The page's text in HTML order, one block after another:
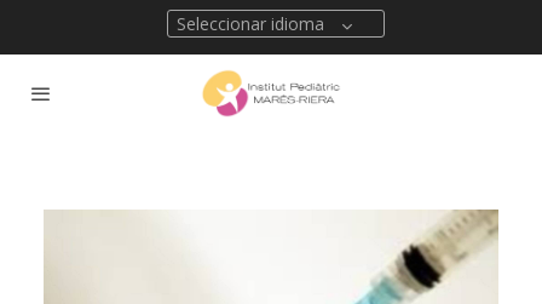
Seleccionar idioma